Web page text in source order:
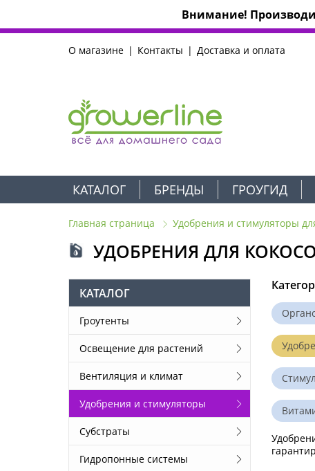
Внимание!
О магазине Контакты Доставка и оплата
КАТАЛОГ БРЕНДЫ ГРОУГИД
Главная страница Удобрения и стимуляторы
УДОБРЕНИЯ ДЛЯ
КАТАЛОГ
Гроутенты
Освещение для растений
Вентиляция и климат
Удобрения и стимуляторы
Субстраты
Гидропонные системы